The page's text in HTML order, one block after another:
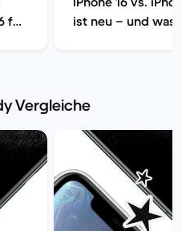
für
ist neu – und was
Vergleiche